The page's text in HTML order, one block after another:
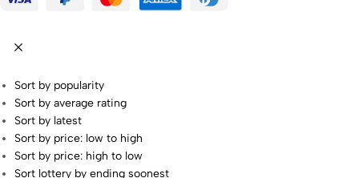
Sort by popularity
Sort by average rating
Sort by latest
Sort by price: low to high
Sort by price: high to low
Sort lottery by ending soonest